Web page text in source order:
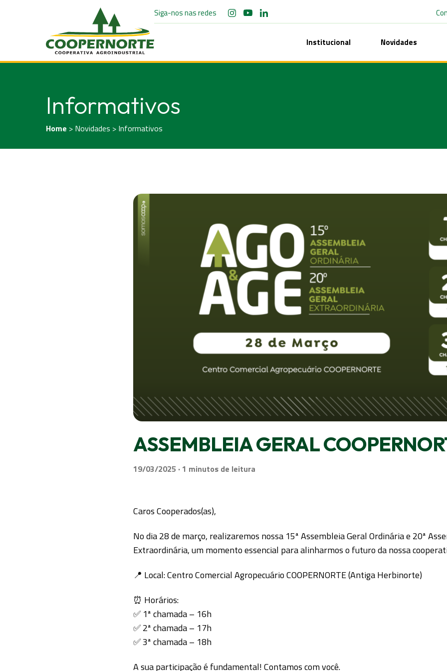
Siga-nos nas redes
Institucional Novidades
Informativos
Home > Novidades > Informativos
ASSEMBLEIA GERAL
19/03/2025 · de leitura
Caros Cooperados(as),
No dia 28 de março, realizaremos nossa 15ª Assembleia Geral Ordinária e 20ª
Extraordinária, um momento essencial para alinharmos o futuro da nossa
📍 Local: Centro Comercial Agropecuário COOPERNORTE (Antiga Herbinorte)
⏰ Horários:
✅ 1ª chamada – 16h
✅ 2ª chamada – 17h
✅ 3ª chamada – 18h
A sua participação é fundamental! Contamos com você.